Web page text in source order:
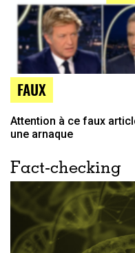
FAUX
Attention à ce faux
une arnaque
Fact-checking